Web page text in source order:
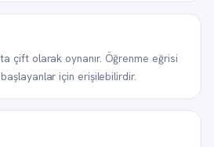
çift olarak oynanır. Öğrenme eğrisi
başlayanlar için erişilebilirdir.